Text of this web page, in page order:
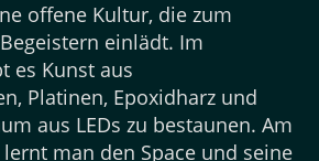
offene Kultur, die zum
einlädt. Im
es Kunst aus
Platinen, Epoxidharz und
aus LEDs zu bestaunen. Am
man den Space und seine